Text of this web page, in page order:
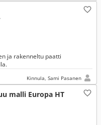
ja rakenneltu paatti
Kinnula, Sami Pasanen
malli Europa HT